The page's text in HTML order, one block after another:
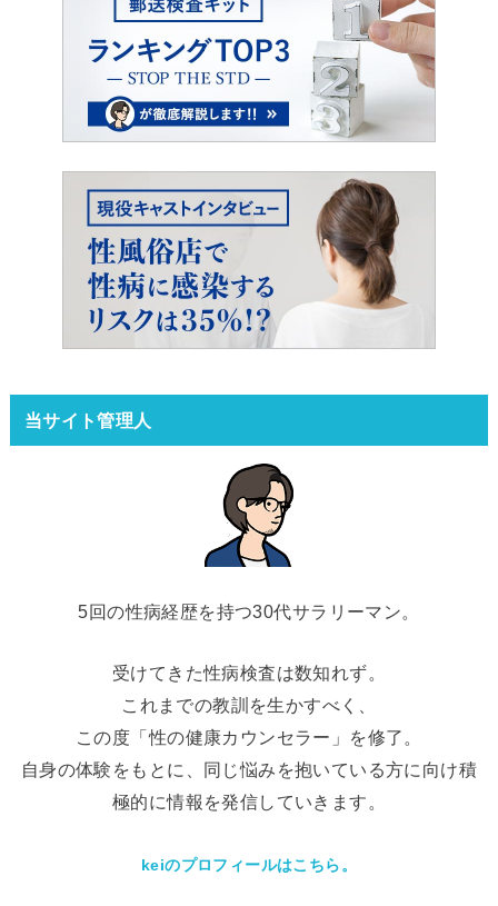
当サイト管理人
5回の性病経歴を持つ30代サラリーマン。
受けてきた性病検査は数知れず。
これまでの教訓を生かすべく、
この度「性の健康カウンセラー」を修了。
自身の体験をもとに、同じ悩みを抱いている方に向け積
極的に情報を発信していきます。
keiのプロフィールはこちら。